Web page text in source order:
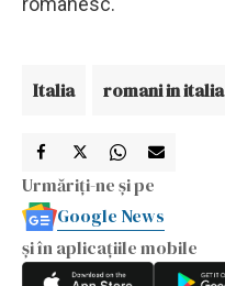
Italia romani in italia
Urmăriți-ne și pe
Google News
și în aplicațiile mobile